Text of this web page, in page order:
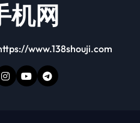
机网
www.138shouji.com